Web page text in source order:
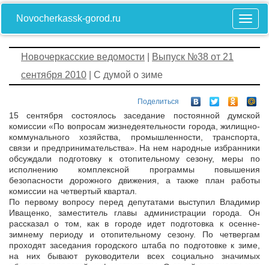
Novocherkassk-gorod.ru
Новочеркасские ведомости
Выпуск №38 от 21
сентября 2010 | С думой о зиме
Поделиться
15 сентября состоялось заседание постоянной думской
комиссии «По вопросам жизнедеятельности города, жилищно-
коммунального хозяйства, промышленности, транспорта,
связи и предпринимательства». На нем народные избранники
обсуждали подготовку к отопительному сезону, меры по
исполнению комплексной программы повышения
безопасности дорожного движения, а также план работы
комиссии на четвертый квартал.
По первому вопросу перед депутатами выступил Владимир
Иващенко, заместитель главы администрации города. Он
рассказал о том, как в городе идет подготовка к осенне-
зимнему периоду и отопительному сезону. По четвергам
проходят заседания городского штаба по подготовке к зиме,
на них бывают руководители всех социально значимых